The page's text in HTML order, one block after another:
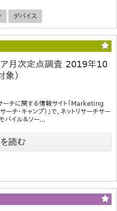
デバイス
ア月次定点調査 2019年10
）
ーチに関する情報サイト「Marketing
チ・キャンプ）」で、ネットリサーチサー
バイル＆ソー...
読む